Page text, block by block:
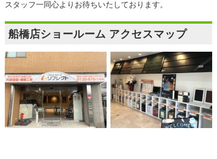
スタッフ一同心よりお待ちいたしております。
船橋店ショールーム アクセスマップ